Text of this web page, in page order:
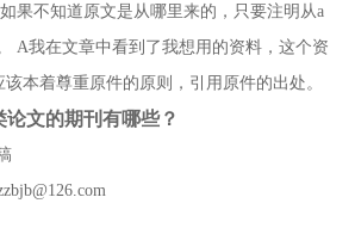
果不知道原文是从哪里来的，只要注明从a
A我在文章中看到了我想用的资料，这个资
本着尊重原件的原则，引用原件的出处。
论文的期刊有哪些？